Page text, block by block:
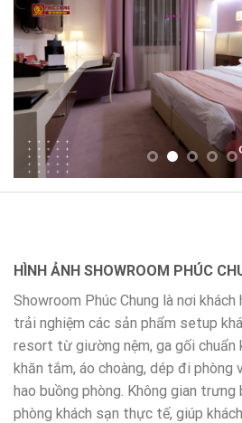
HÌNH ẢNH SHOWROOM PHÚC
Showroom Phúc Chung là nơi
trải nghiệm các sản phẩm setup
resort từ giường nệm, ga gối chuẩn
khăn tắm, áo choàng, dép đi
hao buồng phòng. Không gian
phòng khách sạn thực tế, giúp